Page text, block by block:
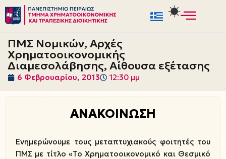
Μεταπηδήστε
στο
περιεχόμενο
ΠΜΣ Νομικών, Αρχές
Χρηματοοικονομικής
Διαμεσολάβησης, Αίθουσα εξέτασης
6 Φεβρουαρίου, 2013 12:30 μμ
ΑΝΑΚΟΙΝΩΣΗ
Ενημερώνουμε τους μεταπτυχιακούς φοιτητές του
ΠΜΣ με τίτλο «Το Χρηματοοικονομικό και Θεσμικό